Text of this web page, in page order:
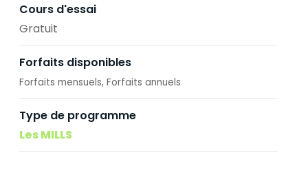
Cours d'essai
Gratuit
Forfaits disponibles
Forfaits mensuels Forfaits annuels
Type de programme
Les MILLS